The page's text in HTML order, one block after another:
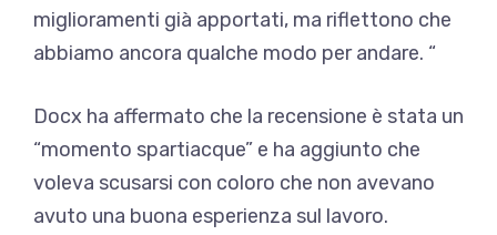
miglioramenti già apportati, ma riflettono che
abbiamo ancora qualche modo per andare. “
Docx ha affermato che la recensione è stata un
“momento spartiacque” e ha aggiunto che
voleva scusarsi con coloro che non avevano
avuto una buona esperienza sul lavoro.